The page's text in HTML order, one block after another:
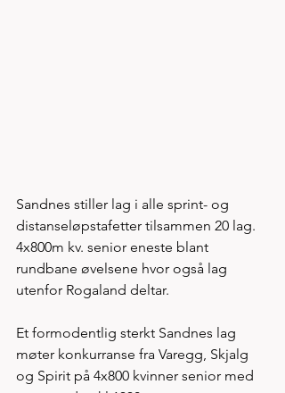
Sandnes stiller lag i alle sprint- og
distanseløpstafetter tilsammen 20 lag.
4x800m kv. senior eneste blant
rundbane øvelsene hvor også lag
utenfor Rogaland deltar.
Et formodentlig sterkt Sandnes lag
møter konkurranse fra Varegg, Skjalg
og Spirit på 4x800 kvinner senior med